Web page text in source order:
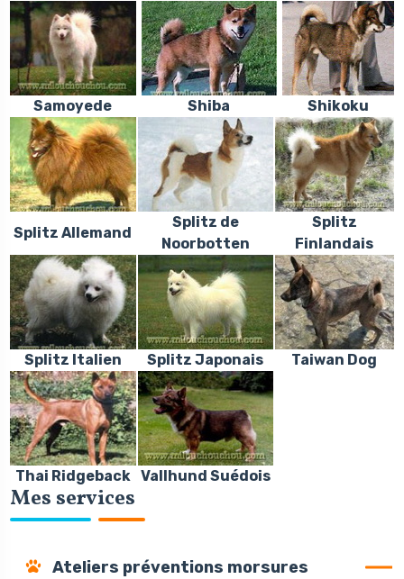
Samoyede Shiba Shikoku
Splitz Allemand
Splitz de
Noorbotten
Splitz
Finlandais
Splitz Italien Splitz Japonais Taiwan Dog
Thai Ridgeback Vallhund Suédois
Mes services
Ateliers préventions morsures